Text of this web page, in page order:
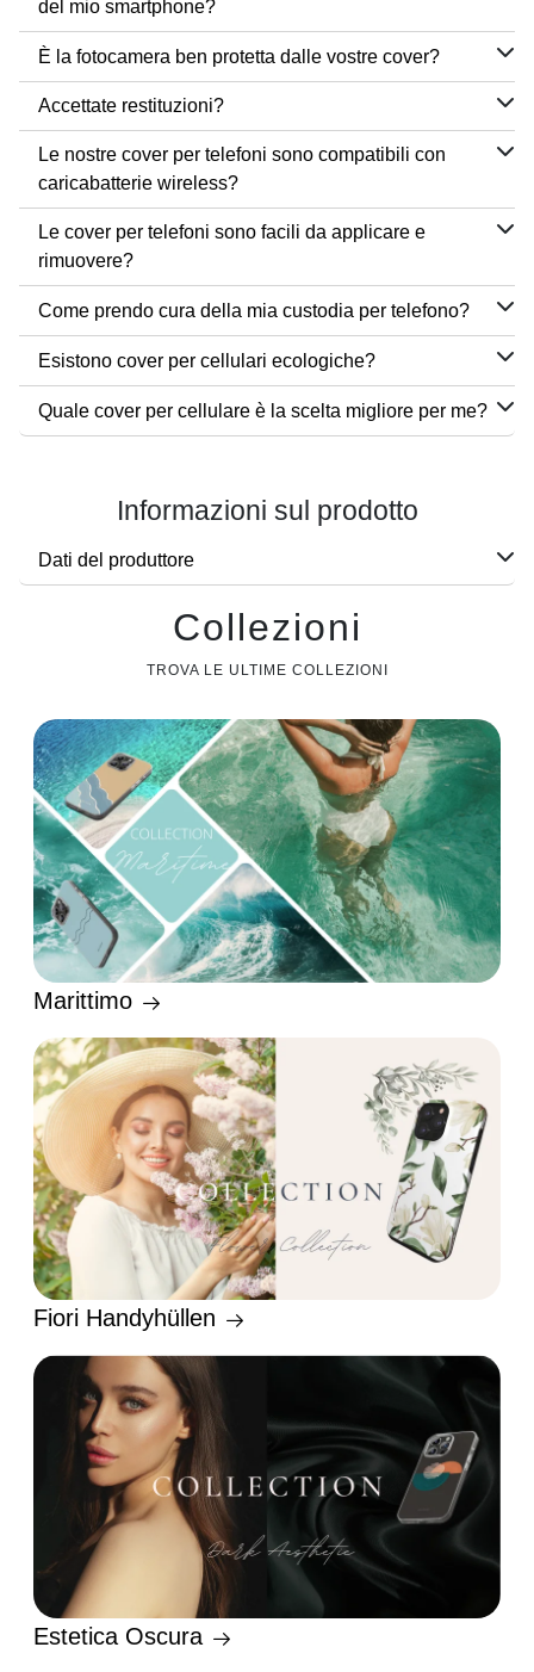
del mio smartphone?
È la fotocamera ben protetta dalle vostre cover?
Accettate restituzioni?
Le nostre cover per telefoni sono compatibili con
caricabatterie wireless?
Le cover per telefoni sono facili da applicare e
rimuovere?
Come prendo cura della mia custodia per telefono?
Esistono cover per cellulari ecologiche?
Quale cover per cellulare è la scelta migliore per me?
Informazioni sul prodotto
Dati del produttore
Collezioni
TROVA LE ULTIME COLLEZIONI
Marittimo
Fiori Handyhüllen
Estetica Oscura